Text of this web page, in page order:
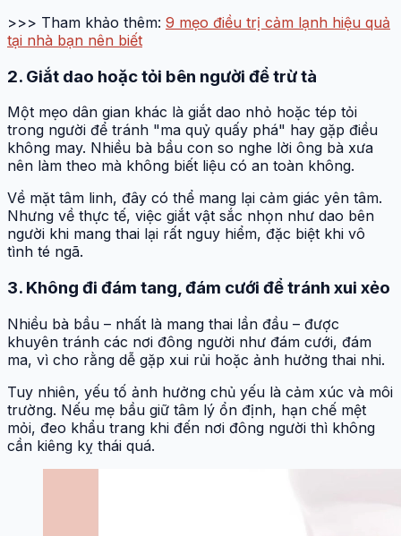
>>> Tham khảo thêm: 9 mẹo điều trị cảm lạnh hiệu quả
tại nhà bạn nên biết
2. Giắt dao hoặc tỏi bên người để trừ tà
Một mẹo dân gian khác là giắt dao nhỏ hoặc tép tỏi
trong người để tránh "ma quỷ quấy phá" hay gặp điều
không may. Nhiều bà bầu con so nghe lời ông bà xưa
nên làm theo mà không biết liệu có an toàn không.
Về mặt tâm linh, đây có thể mang lại cảm giác yên tâm.
Nhưng về thực tế, việc giắt vật sắc nhọn như dao bên
người khi mang thai lại rất nguy hiểm, đặc biệt khi vô
tình té ngã.
3. Không đi đám tang, đám cưới để tránh xui xẻo
Nhiều bà bầu – nhất là mang thai lần đầu – được
khuyên tránh các nơi đông người như đám cưới, đám
ma, vì cho rằng dễ gặp xui rủi hoặc ảnh hưởng thai nhi.
Tuy nhiên, yếu tố ảnh hưởng chủ yếu là cảm xúc và môi
trường. Nếu mẹ bầu giữ tâm lý ổn định, hạn chế mệt
mỏi, đeo khẩu trang khi đến nơi đông người thì không
cần kiêng kỵ thái quá.